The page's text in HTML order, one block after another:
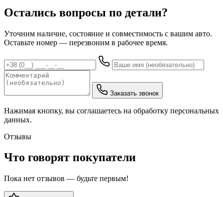
Остались вопросы по детали?
Уточним наличие, состояние и совместимость с вашим авто.
Оставьте номер — перезвоним в рабочее время.
Заказать звонок
Нажимая кнопку, вы соглашаетесь на обработку персональных
данных.
Отзывы
Что говорят покупатели
Пока нет отзывов — будьте первым!